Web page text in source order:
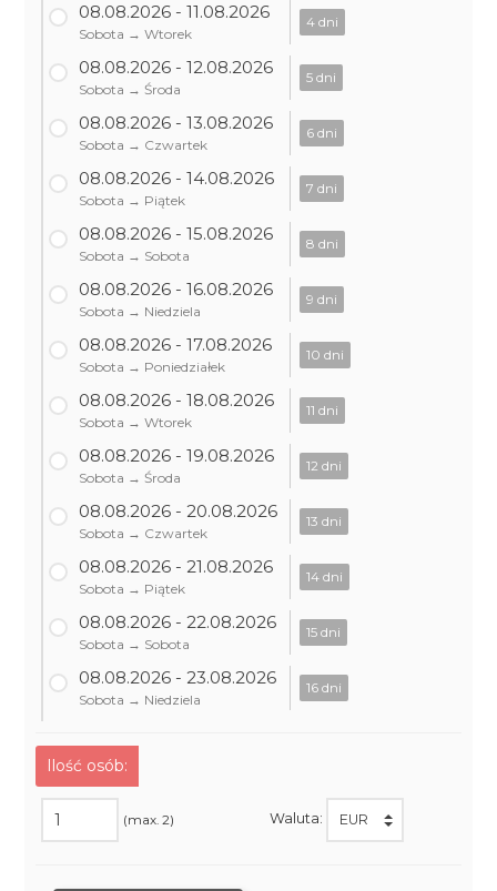
08.08.2026 - 11.08.2026
Sobota → Wtorek
4 dni
08.08.2026 - 12.08.2026
Sobota → Środa
5 dni
08.08.2026 - 13.08.2026
Sobota → Czwartek
6 dni
08.08.2026 - 14.08.2026
Sobota → Piątek
7 dni
08.08.2026 - 15.08.2026
Sobota → Sobota
8 dni
08.08.2026 - 16.08.2026
Sobota → Niedziela
9 dni
08.08.2026 - 17.08.2026
Sobota → Poniedziałek
10 dni
08.08.2026 - 18.08.2026
Sobota → Wtorek
11 dni
08.08.2026 - 19.08.2026
Sobota → Środa
12 dni
08.08.2026 - 20.08.2026
Sobota → Czwartek
13 dni
08.08.2026 - 21.08.2026
Sobota → Piątek
14 dni
08.08.2026 - 22.08.2026
Sobota → Sobota
15 dni
08.08.2026 - 23.08.2026
Sobota → Niedziela
16 dni
Ilość osób:
(max. 2) Waluta: